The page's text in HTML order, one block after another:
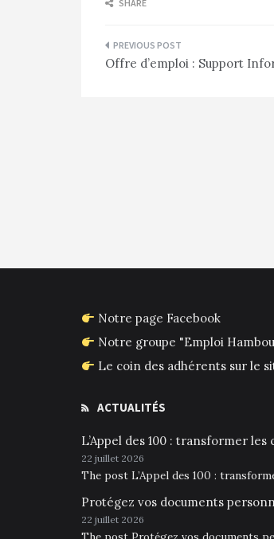
SHARE
Navigation
de
Offre d’emploi : Support
Notre page Facebook
Notre groupe "Emploi
Le coin des adhérents sur le
ACTUALITÉS
L’Appel des 100 : transformer
22 juillet 2026
The post L’Appel des 100 :
Protégez vos documents
22 juillet 2026